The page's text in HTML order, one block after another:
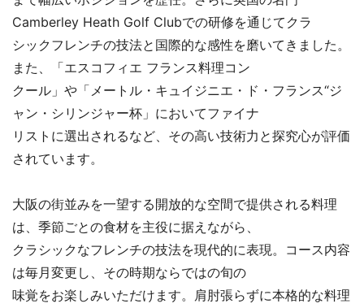
Camberley Heath Golf Clubでの研修を通じてクラ
シックフレンチの技法と国際的な感性を磨いてきました。
また、「エスコフィエ フランス料理コン
クール」や「メートル・キュイジニエ・ド・フランス“ジ
ャン・シリンジャー杯」においてファイナ
リストに選出されるなど、その高い技術力と探究心が評価
されています。
大阪の街並みを一望する開放的な空間で提供される料理
は、季節ごとの食材を主役に据えながら、
クラシックなフレンチの技法を現代的に表現。コース内容
は毎月変更し、その時期ならではの旬の
味覚をお楽しみいただけます。肩肘張らずに本格的な料理